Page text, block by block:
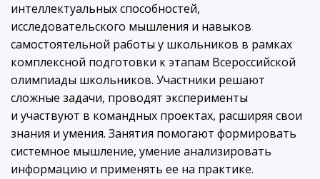
интеллектуальных способностей,
исследовательского мышления и навыков
самостоятельной работы у школьников в рамках
комплексной подготовки к этапам Всероссийской
олимпиады школьников. Участники решают
сложные задачи, проводят эксперименты
и участвуют в командных проектах, расширяя свои
знания и умения. Занятия помогают формировать
системное мышление, умение анализировать
информацию и применять ее на практике.